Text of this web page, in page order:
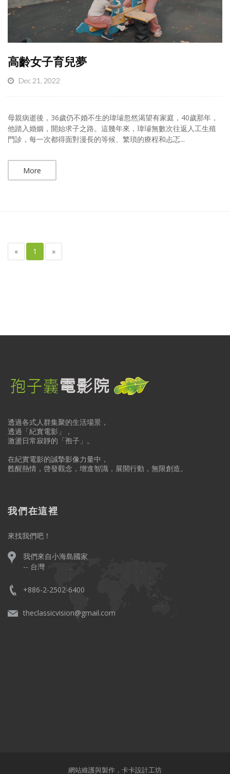
高齡女子育兒夢
Dec 21, 2022
母親病逝後，36歲仍不婚不生的瑋璿忽然渴望有家庭，40歲那年，
他踏入婚姻，開始求子之路。這幾年來，瑋璿無數次往返人工生殖
門診，每一次都得面對漫長的等候、繁瑣的療程和忐忑...
More
« 1 »
透過各式人群集聚的生活場景，
透過「紀實電影」，
激盪日常寂靜的「孢子」。
在紀實電影的誠摯影像力量中，
甦醒熱情，啓發觀念，增進智識，展開行動，無限創造。
我們在這裡
來找我們吧！
我們來自小海島國家
-- 台灣
+886-2-2502-6400
theclassicvision@gmail.com
網站維護與製作， 卡卡設計工坊